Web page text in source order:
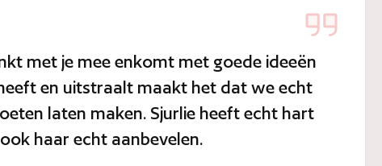
met je mee enkomt met goede ideeën
en uitstraalt maakt het dat we echt
laten maken. Sjurlie heeft echt hart
haar echt aanbevelen.